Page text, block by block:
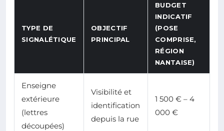
TYPE DE
SIGNALÉTIQUE
OBJECTIF
PRINCIPAL
BUDGET
INDICATIF
(POSE
COMPRISE,
RÉGION
NANTAISE)
Enseigne
extérieure
(lettres
découpées)
Visibilité et
identification
depuis la rue
1 500 € – 4
000 €